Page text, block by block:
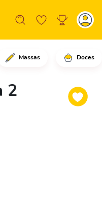
Massas Doces
2hidratada na